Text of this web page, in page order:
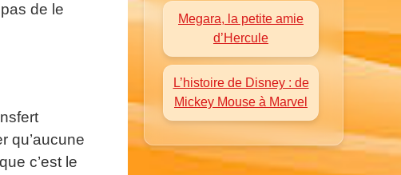
de le
qu’aucune
c’est le
Megara, la petite amie
d’Hercule
L’histoire de Disney : de
Mickey Mouse à Marvel